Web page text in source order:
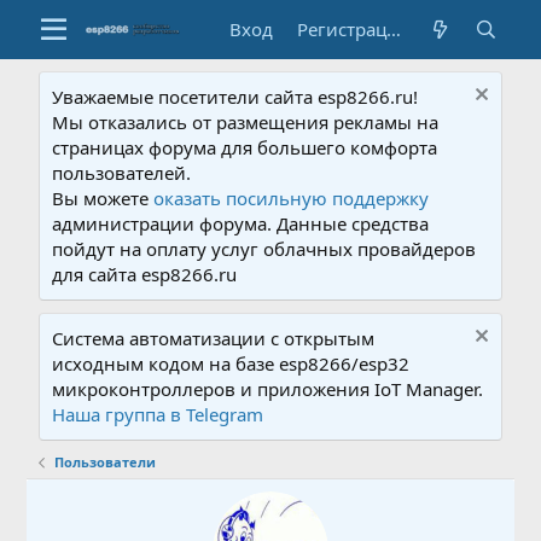
Вход Регистрация
Уважаемые посетители сайта esp8266.ru!
Мы отказались от размещения рекламы на
страницах форума для большего комфорта
пользователей.
Вы можетеоказать посильную поддержку
администрации форума. Данные средства
пойдут на оплату услуг облачных провайдеров
для сайта esp8266.ru
Система автоматизации с открытым
исходным кодом на базе esp8266/esp32
микроконтроллеров и приложения IoT Manager.
Наша группа в Telegram
Пользователи